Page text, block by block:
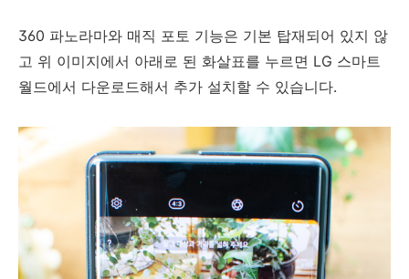
360 파노라마와 매직 포토 기능은 기본 탑재되어 있지 않
고 위 이미지에서 아래로 된 화살표를 누르면 LG 스마트
월드에서 다운로드해서 추가 설치할 수 있습니다.